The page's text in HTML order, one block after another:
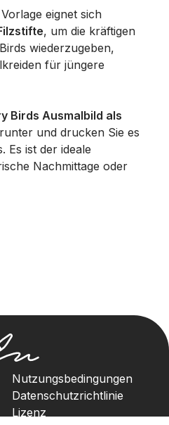
eignet sich
, um die kräftigen
wiederzugeben,
für jüngere
Birds Ausmalbild als
und drucken Sie es
Es ist der ideale
Nachmittage oder
Nutzungsbedingungen
Datenschutzrichtlinie
Lizenz